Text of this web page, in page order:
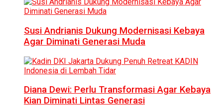
Susi Andrianis Dukung Modernisasi Kebaya
Agar Diminati Generasi Muda
Diana Dewi: Perlu Transformasi Agar Kebaya
Kian Diminati Lintas Generasi